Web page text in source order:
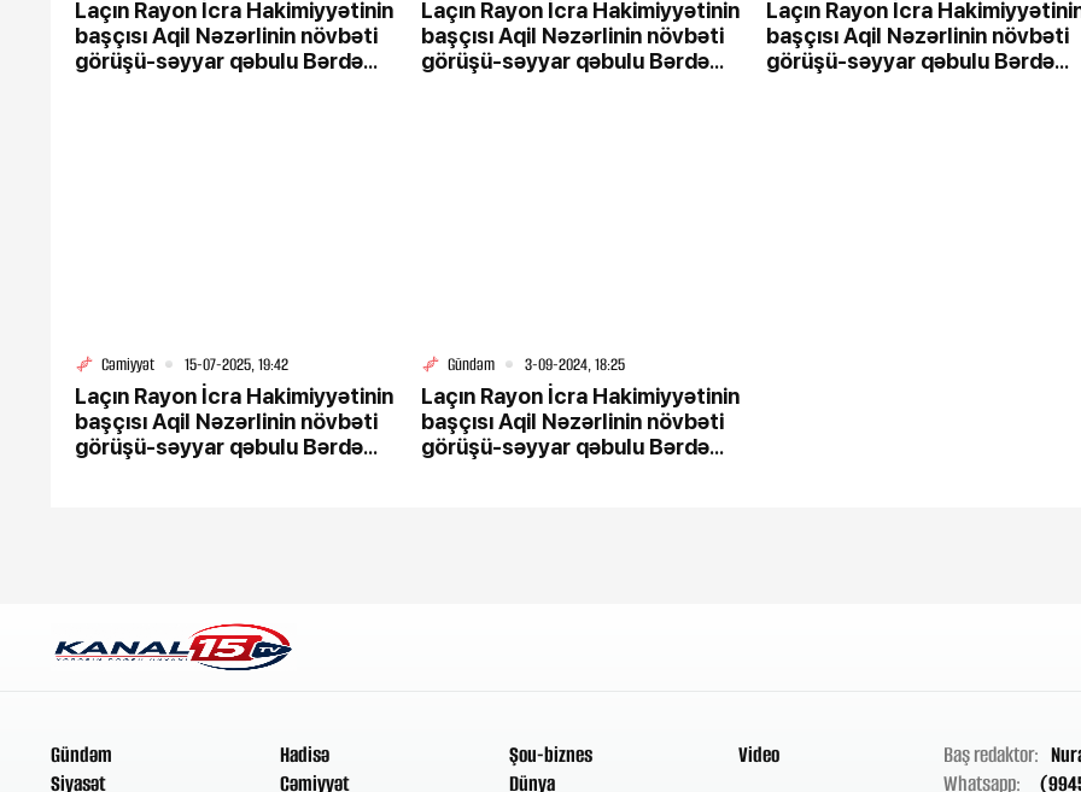
Laçın Rayon İcra Hakimiyyətinin
başçısı Aqil Nəzərlinin növbəti
görüşü-səyyar qəbulu Bərdə
Laçın Rayon İcra Hakimiyyətinin
başçısı Aqil Nəzərlinin növbəti
görüşü-səyyar qəbulu Bərdə
Laçın Rayon İcra
başçısı Aqil Nəzərlinin növbəti
görüşü-səyyar qəbulu Bərdə
Cəmiyyət 15-07-2025, 19:42
Laçın Rayon İcra Hakimiyyətinin
başçısı Aqil Nəzərlinin növbəti
görüşü-səyyar qəbulu Bərdə
Gündəm 3-09-2024, 18:25
Laçın Rayon İcra Hakimiyyətinin
başçısı Aqil Nəzərlinin növbəti
görüşü-səyyar qəbulu Bərdə
Gündəm
Siyasət
Hadisə
Cəmiyyət
Şou-biznes
Dünya
Video Baş redaktor:
Whatsapp: